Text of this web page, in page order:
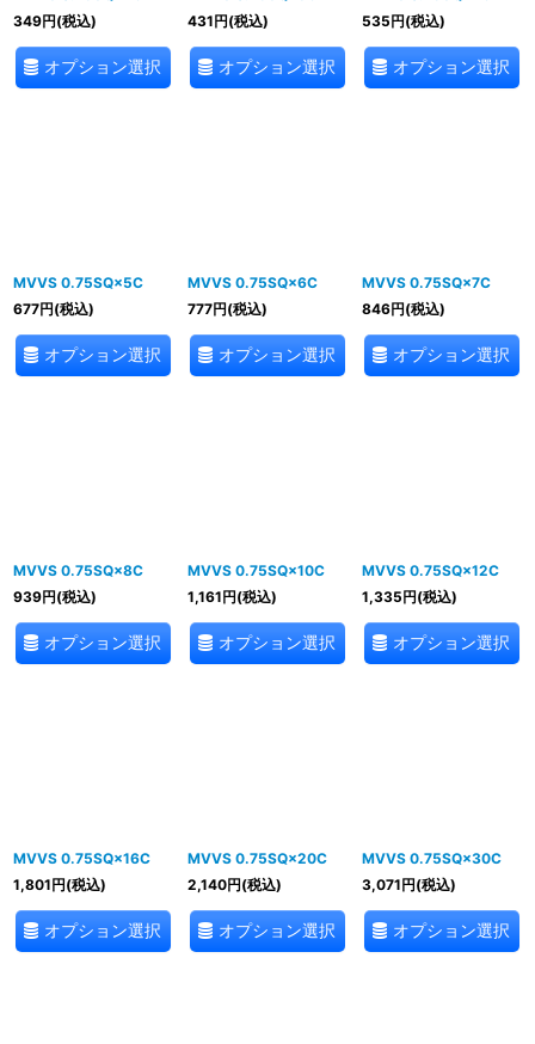
349円(税込)
オプション選択
431円(税込)
オプション選択
535円(税込)
オプション選択
MVVS 0.75SQ×5C
677円(税込)
オプション選択
MVVS 0.75SQ×6C
777円(税込)
オプション選択
MVVS 0.75SQ×7C
846円(税込)
オプション選択
MVVS 0.75SQ×8C
939円(税込)
オプション選択
MVVS 0.75SQ×10C
1,161円(税込)
オプション選択
MVVS 0.75SQ×12C
1,335円(税込)
オプション選択
MVVS 0.75SQ×16C
1,801円(税込)
オプション選択
MVVS 0.75SQ×20C
2,140円(税込)
オプション選択
MVVS 0.75SQ×30C
3,071円(税込)
オプション選択